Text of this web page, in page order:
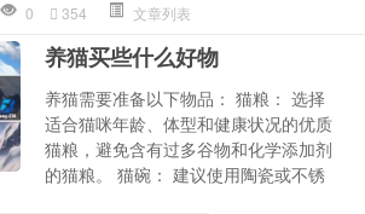
0 354 文章列表
养猫买些什么好物
养猫需要准备以下物品： 猫粮： 选择
适合猫咪年龄、体型和健康状况的优质
猫粮，避免含有过多谷物和化学添加剂
的猫粮。 猫碗： 建议使用陶瓷或不锈